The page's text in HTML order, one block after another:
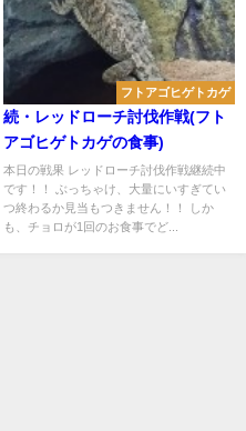
フトアゴヒゲトカゲ
続・レッドローチ討伐作戦(フト
アゴヒゲトカゲの食事)
本日の戦果 レッドローチ討伐作戦継続中
です！！ ぶっちゃけ、大量にいすぎてい
つ終わるか見当もつきません！！ しか
も、チョロが1回のお食事でど...